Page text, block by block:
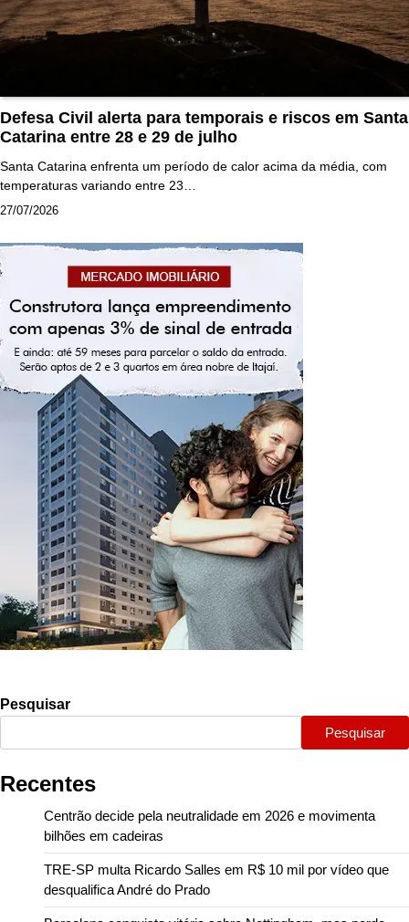
Defesa Civil alerta para temporais e riscos em Santa
Catarina entre 28 e 29 de julho
Santa Catarina enfrenta um período de calor acima da média, com
temperaturas variando entre 23…
27/07/2026
Pesquisar
Pesquisar
Recentes
Centrão decide pela neutralidade em 2026 e movimenta
bilhões em cadeiras
TRE-SP multa Ricardo Salles em R$ 10 mil por vídeo que
desqualifica André do Prado